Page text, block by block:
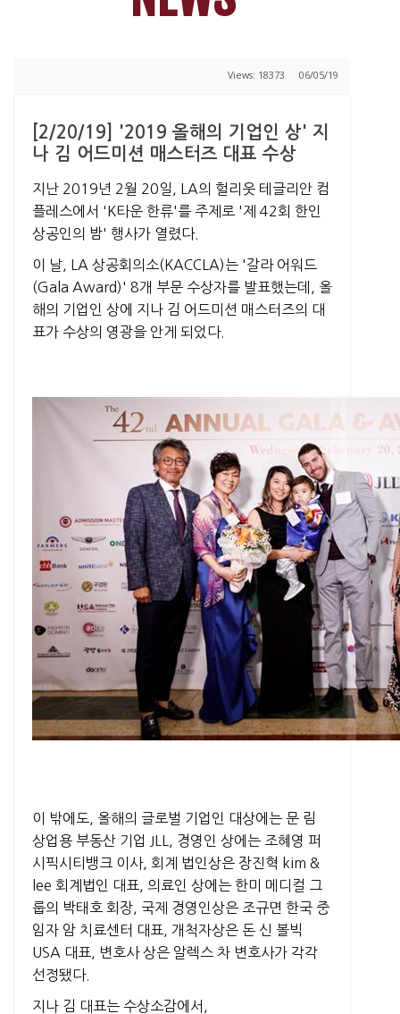
Views: 18373 06/05/19
[2/20/19] '2019 올해의 기업인 상' 지
나 김 어드미션 매스터즈 대표 수상
지난 2019년 2월 20일, LA의 헐리웃 테글리안 컴
플레스에서 'K타운 한류'를 주제로 '제 42회 한인
상공인의 밤' 행사가 열렸다.
이 날, LA 상공회의소(KACCLA)는 '갈라 어워드
(Gala Award)' 8개 부문 수상자를 발표했는데, 올
해의 기업인 상에 지나 김 어드미션 매스터즈의 대
표가 수상의 영광을 안게 되었다.
이 밖에도, 올해의 글로벌 기업인 대상에는 문 림
상업용 부동산 기업 JLL, 경영인 상에는 조혜영 퍼
시픽시티뱅크 이사, 회계 법인상은 장진혁 kim &
lee 회계법인 대표, 의료인 상에는 한미 메디컬 그
룹의 박태호 회장, 국제 경영인상은 조규면 한국 중
임자 암 치료센터 대표, 개척자상은 돈 신 볼빅
USA 대표, 변호사 상은 알렉스 차 변호사가 각각
선정됐다.
지나 김 대표는 수상소감에서,